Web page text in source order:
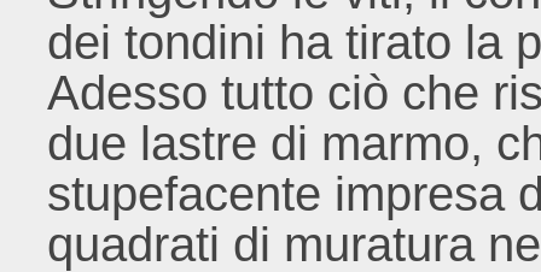
dei tondini ha tirato la
Adesso tutto ciò che
due lastre di marmo,
stupefacente impresa
quadrati di muratura